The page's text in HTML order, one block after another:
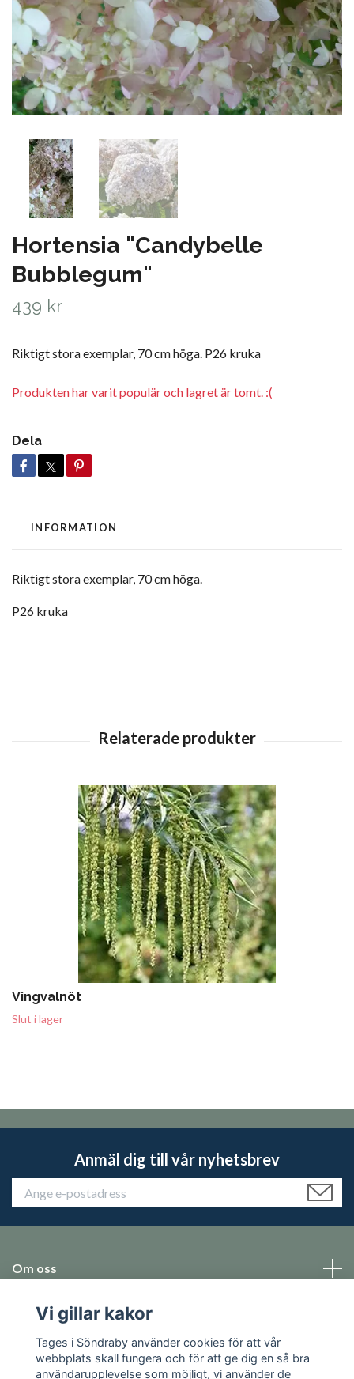
Hortensia "Candybelle
Bubblegum"
439 kr
Riktigt stora exemplar, 70 cm höga. P26 kruka
Produkten har varit populär och lagret är tomt. :(
Dela
INFORMATION
Riktigt stora exemplar, 70 cm höga.
P26 kruka
Vingvalnöt
Slut i lager
Anmäl dig till vår nyhetsbrev
Om oss
Emballage
Sociala medier
Vi gillar kakor
Tages i Söndraby använder cookies för att vår
webbplats skall fungera och för att ge dig en så bra
användarupplevelse som möjligt, vi använder de